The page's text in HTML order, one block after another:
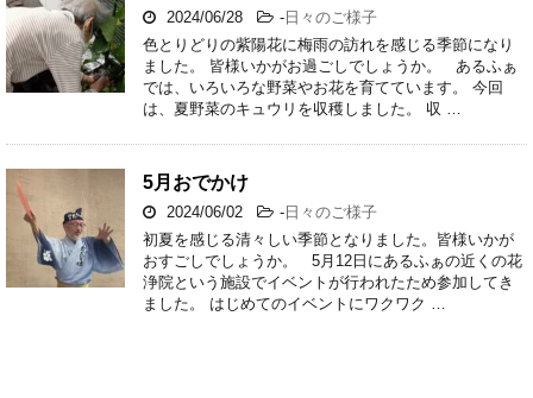
2024/06/28 - 日々のご様子
色とりどりの紫陽花に梅雨の訪れを感じる季節になり
ました。 皆様いかがお過ごしでしょうか。 あるふぁ
では、いろいろな野菜やお花を育てています。 今回
は、夏野菜のキュウリを収穫しました。 収 …
5月おでかけ
2024/06/02 - 日々のご様子
初夏を感じる清々しい季節となりました。皆様いかが
おすごしでしょうか。 5月12日にあるふぁの近くの花
浄院という施設でイベントが行われたため参加してき
ました。 はじめてのイベントにワクワク …